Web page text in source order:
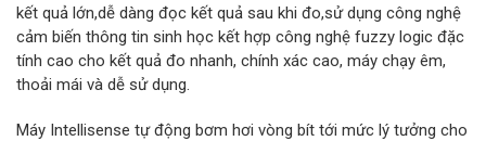
kết quả lớn,dễ dàng đọc kết quả sau khi đo,sử dụng công nghệ
cảm biến thông tin sinh học kết hợp công nghệ fuzzy logic đặc
tính cao cho kết quả đo nhanh, chính xác cao, máy chạy êm,
thoải mái và dễ sử dụng.
Máy Intellisense tự động bơm hơi vòng bít tới mức lý tưởng cho